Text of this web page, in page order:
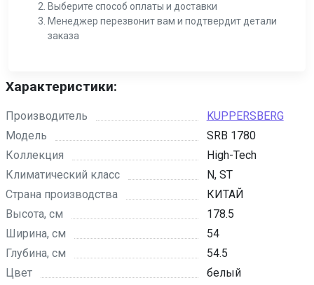
Выберите способ оплаты и доставки
Менеджер перезвонит вам и подтвердит детали
заказа
Характеристики:
Производитель
KUPPERSBERG
Модель
SRB 1780
Коллекция
High-Tech
Климатический класс
N, ST
Страна производства
КИТАЙ
Высота, см
178.5
Ширина, см
54
Глубина, см
54.5
Цвет
белый